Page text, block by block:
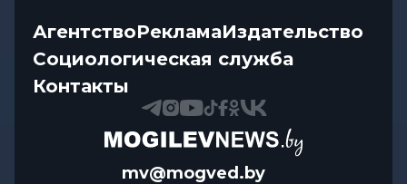
АгентствоРекламаИздательство
Социологическая служба
Контакты
mv@mogved.by